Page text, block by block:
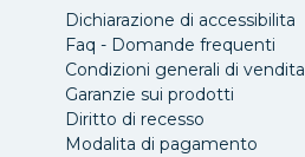
Dichiarazione di accessibilita
Faq - Domande frequenti
Condizioni generali di vendita
Garanzie sui prodotti
Diritto di recesso
Modalita di pagamento